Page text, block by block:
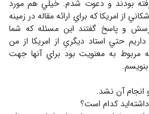
بودند و دعوت شدم. خيلي هم مورد
از امريكا كه براي ارائه مقاله در زمينه
و پاسخ گفتند اين مسئله كه شما
حتي استاد ديگري از امريكا از من
به معنويت بود براي آنها جهت
انجام آن نشد.
كدام است؟